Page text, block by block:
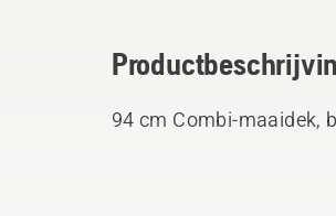
94 cm Combi-maaidek,